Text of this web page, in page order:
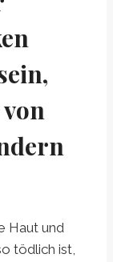
Haut und
tödlich ist,